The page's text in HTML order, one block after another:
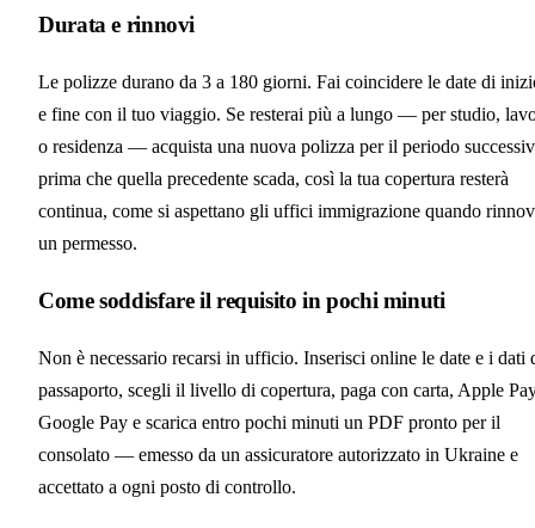
Durata e rinnovi
Le polizze durano da 3 a 180 giorni. Fai coincidere le date di
e fine con il tuo viaggio. Se resterai più a lungo — per studio,
o residenza — acquista una nuova polizza per il periodo
prima che quella precedente scada, così la tua copertura resterà
continua, come si aspettano gli uffici immigrazione quando
un permesso.
Come soddisfare il requisito in pochi minuti
Non è necessario recarsi in ufficio. Inserisci online le date e i dati
passaporto, scegli il livello di copertura, paga con carta, Apple
Google Pay e scarica entro pochi minuti un PDF pronto per il
consolato — emesso da un assicuratore autorizzato in Ukraine e
accettato a ogni posto di controllo.